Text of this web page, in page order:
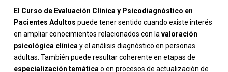
El Curso de Evaluación Clínica y Psicodiagnóstico en
Pacientes Adultos puede tener sentido cuando existe interés
en ampliar conocimientos relacionados con lavaloración
psicológica clínicay el análisis diagnóstico en personas
adultas. También puede resultar coherente en etapas de
especialización temáticao en procesos de actualización de